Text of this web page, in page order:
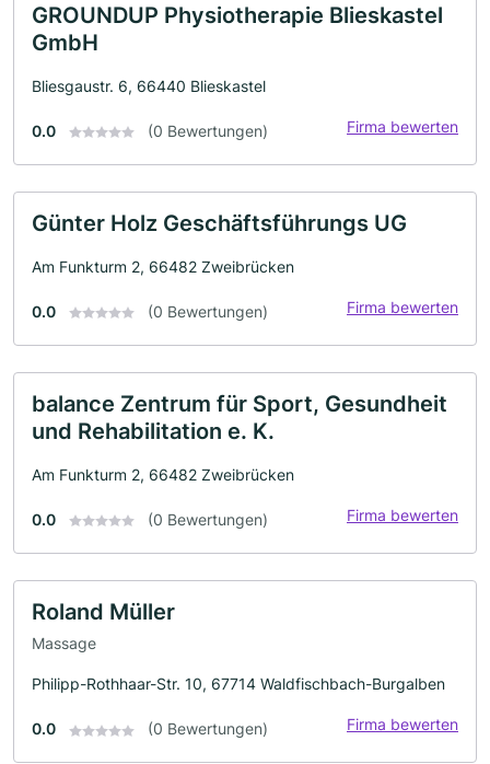
GROUNDUP Physiotherapie Blieskastel
GmbH
Bliesgaustr. 6, 66440 Blieskastel
0.0 (0 Bewertungen) Firma bewerten
Günter Holz Geschäftsführungs UG
Am Funkturm 2, 66482 Zweibrücken
0.0 (0 Bewertungen) Firma bewerten
balance Zentrum für Sport, Gesundheit
und Rehabilitation e. K.
Am Funkturm 2, 66482 Zweibrücken
0.0 (0 Bewertungen) Firma bewerten
Roland Müller
Massage
Philipp-Rothhaar-Str. 10, 67714 Waldfischbach-Burgalben
0.0 (0 Bewertungen) Firma bewerten